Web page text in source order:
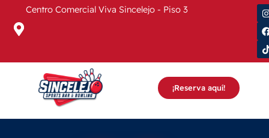
contenido
Centro Comercial Viva Sincelejo - Piso 3 I
s
t
r
i
t
¡Reserva aquí!